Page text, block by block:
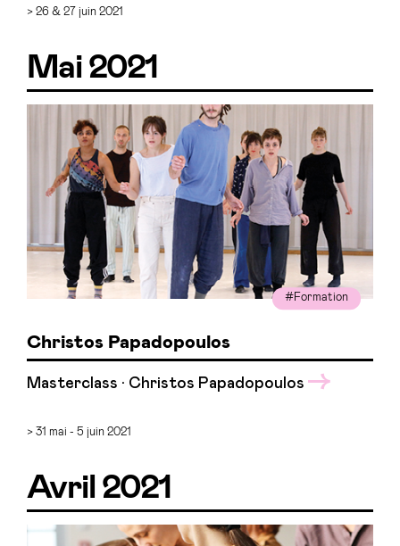
> 26 & 27 juin 2021
Mai 2021
#Formation
Christos Papadopoulos
Masterclass · Christos Papadopoulos
> 31 mai - 5 juin 2021
Avril 2021